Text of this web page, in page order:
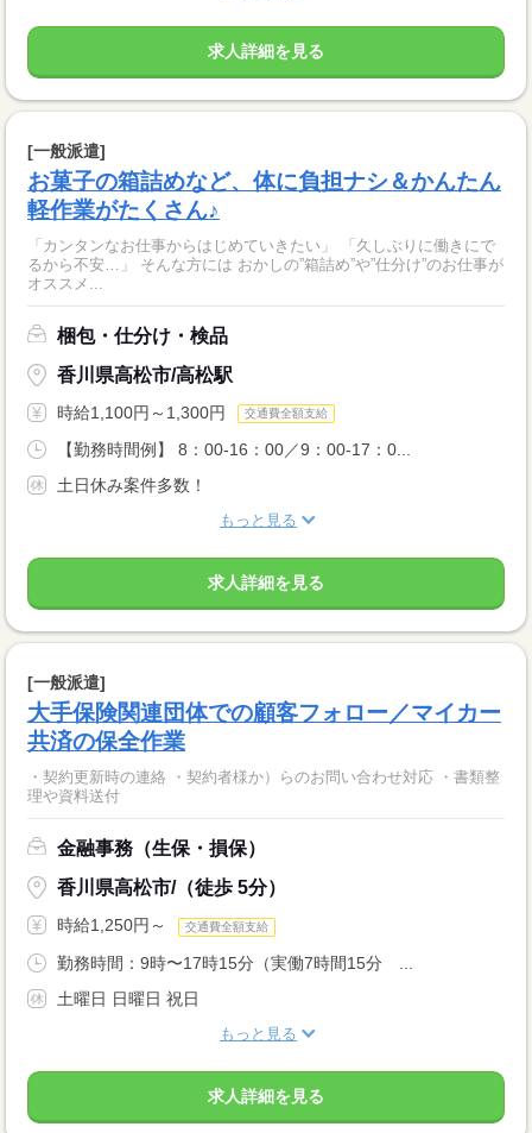
求人詳細を見る
[一般派遣]
お菓子の箱詰めなど、体に負担ナシ＆かんたん
軽作業がたくさん♪
「カンタンなお仕事からはじめていきたい」 「久しぶりに働きにで
るから不安…」 そんな方には おかしの”箱詰め”や”仕分け”のお仕事が
オススメ...
梱包・仕分け・検品
香川県高松市/高松駅
時給1,100円～1,300円 交通費全額支給
【勤務時間例】 8：00-16：00／9：00-17：0...
土日休み案件多数！
もっと見る
求人詳細を見る
[一般派遣]
大手保険関連団体での顧客フォロー／マイカー
共済の保全作業
・契約更新時の連絡 ・契約者様か）らのお問い合わせ対応 ・書類整
理や資料送付
金融事務（生保・損保）
香川県高松市/（徒歩 5分）
時給1,250円～ 交通費全額支給
勤務時間：9時〜17時15分（実働7時間15分 ...
土曜日 日曜日 祝日
もっと見る
求人詳細を見る